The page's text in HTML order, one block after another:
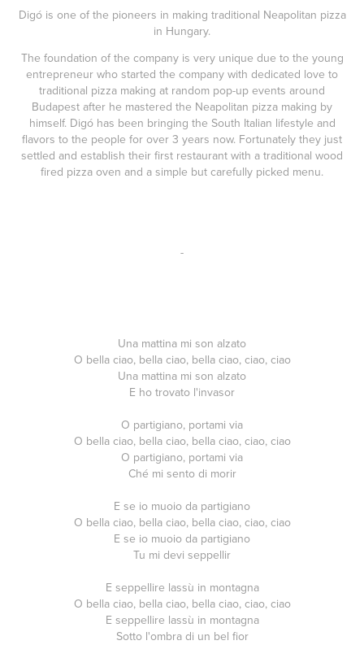
Digó is one of the pioneers in making traditional Neapolitan pizza
in Hungary.
The foundation of the company is very unique due to the young
entrepreneur who started the company with dedicated love to
traditional pizza making at random pop-up events around
Budapest after he mastered the Neapolitan pizza making by
himself. Digó has been bringing the South Italian lifestyle and
flavors to the people for over 3 years now. Fortunately they just
settled and establish their first restaurant with a traditional wood
fired pizza oven and a simple but carefully picked menu.
-
Una mattina mi son alzato
O bella ciao, bella ciao, bella ciao, ciao, ciao
Una mattina mi son alzato
E ho trovato l'invasor
O partigiano, portami via
O bella ciao, bella ciao, bella ciao, ciao, ciao
O partigiano, portami via
Ché mi sento di morir
E se io muoio da partigiano
O bella ciao, bella ciao, bella ciao, ciao, ciao
E se io muoio da partigiano
Tu mi devi seppellir
E seppellire lassù in montagna
O bella ciao, bella ciao, bella ciao, ciao, ciao
E seppellire lassù in montagna
Sotto l'ombra di un bel fior